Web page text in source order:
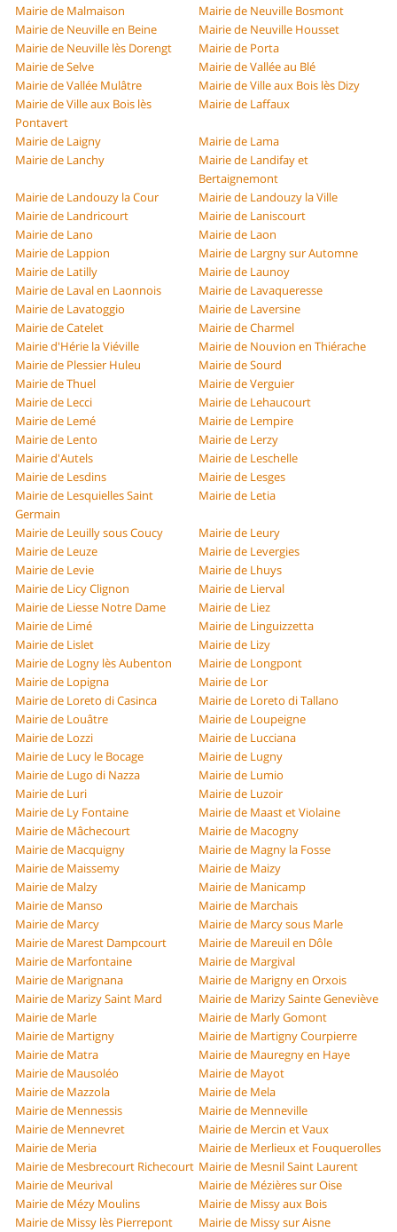
Mairie de Malmaison
Mairie de Neuville Bosmont
Mairie de Neuville en Beine
Mairie de Neuville Housset
Mairie de Neuville lès Dorengt
Mairie de Porta
Mairie de Selve
Mairie de Vallée au Blé
Mairie de Vallée Mulâtre
Mairie de Ville aux Bois lès Dizy
Mairie de Ville aux Bois lès
Pontavert
Mairie de Laffaux
Mairie de Laigny
Mairie de Lama
Mairie de Lanchy
Mairie de Landifay et
Bertaignemont
Mairie de Landouzy la Cour
Mairie de Landouzy la Ville
Mairie de Landricourt
Mairie de Laniscourt
Mairie de Lano
Mairie de Laon
Mairie de Lappion
Mairie de Largny sur Automne
Mairie de Latilly
Mairie de Launoy
Mairie de Laval en Laonnois
Mairie de Lavaqueresse
Mairie de Lavatoggio
Mairie de Laversine
Mairie de Catelet
Mairie de Charmel
Mairie d'Hérie la Viéville
Mairie de Nouvion en Thiérache
Mairie de Plessier Huleu
Mairie de Sourd
Mairie de Thuel
Mairie de Verguier
Mairie de Lecci
Mairie de Lehaucourt
Mairie de Lemé
Mairie de Lempire
Mairie de Lento
Mairie de Lerzy
Mairie d'Autels
Mairie de Leschelle
Mairie de Lesdins
Mairie de Lesges
Mairie de Lesquielles Saint
Germain
Mairie de Letia
Mairie de Leuilly sous Coucy
Mairie de Leury
Mairie de Leuze
Mairie de Levergies
Mairie de Levie
Mairie de Lhuys
Mairie de Licy Clignon
Mairie de Lierval
Mairie de Liesse Notre Dame
Mairie de Liez
Mairie de Limé
Mairie de Linguizzetta
Mairie de Lislet
Mairie de Lizy
Mairie de Logny lès Aubenton
Mairie de Longpont
Mairie de Lopigna
Mairie de Lor
Mairie de Loreto di Casinca
Mairie de Loreto di Tallano
Mairie de Louâtre
Mairie de Loupeigne
Mairie de Lozzi
Mairie de Lucciana
Mairie de Lucy le Bocage
Mairie de Lugny
Mairie de Lugo di Nazza
Mairie de Lumio
Mairie de Luri
Mairie de Luzoir
Mairie de Ly Fontaine
Mairie de Maast et Violaine
Mairie de Mâchecourt
Mairie de Macogny
Mairie de Macquigny
Mairie de Magny la Fosse
Mairie de Maissemy
Mairie de Maizy
Mairie de Malzy
Mairie de Manicamp
Mairie de Manso
Mairie de Marchais
Mairie de Marcy
Mairie de Marcy sous Marle
Mairie de Marest Dampcourt
Mairie de Mareuil en Dôle
Mairie de Marfontaine
Mairie de Margival
Mairie de Marignana
Mairie de Marigny en Orxois
Mairie de Marizy Saint Mard
Mairie de Marizy Sainte Geneviève
Mairie de Marle
Mairie de Marly Gomont
Mairie de Martigny
Mairie de Martigny Courpierre
Mairie de Matra
Mairie de Mauregny en Haye
Mairie de Mausoléo
Mairie de Mayot
Mairie de Mazzola
Mairie de Mela
Mairie de Mennessis
Mairie de Menneville
Mairie de Mennevret
Mairie de Mercin et Vaux
Mairie de Meria
Mairie de Merlieux et Fouquerolles
Mairie de Mesbrecourt Richecourt Mairie de Mesnil Saint Laurent
Mairie de Meurival
Mairie de Mézières sur Oise
Mairie de Mézy Moulins
Mairie de Missy aux Bois
Mairie de Missy lès Pierrepont
Mairie de Missy sur Aisne